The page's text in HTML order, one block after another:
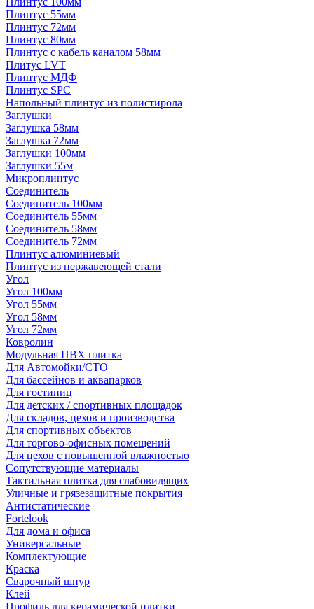
Плинтус 55мм
Плинтус 72мм
Плинтус 80мм
Плинтус с кабель каналом 58мм
Плитус LVT
Плинтус МДФ
Плинтус SPC
Напольный плинтус из полистирола
Заглушки
Заглушка 58мм
Заглушка 72мм
Заглушки 100мм
Заглушки 55м
Микроплинтус
Соединитель
Соединитель 100мм
Соединитель 55мм
Соединитель 58мм
Соединитель 72мм
Плинтус алюминиевый
Плинтус из нержавеющей стали
Угол
Угол 100мм
Угол 55мм
Угол 58мм
Угол 72мм
Ковролин
Модульная ПВХ плитка
Для Автомойки/СТО
Для бассейнов и аквапарков
Для гостиниц
Для детских / спортивных площадок
Для складов, цехов и производства
Для спортивных объектов
Для торгово-офисных помещений
Для цехов с повышенной влажностью
Сопутствующие материалы
Тактильная плитка для слабовидящих
Уличные и грязезащитные покрытия
Антистатические
Fortelook
Для дома и офиса
Универсальные
Комплектующие
Краска
Сварочный шнур
Клей
Профиль для керамической плитки